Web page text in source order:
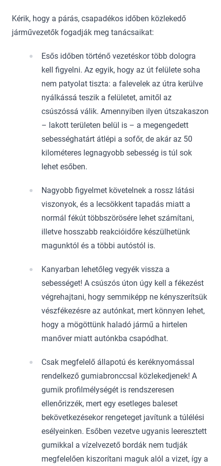
Kérik, hogy a párás, csapadékos időben közlekedő
járművezetők fogadják meg tanácsaikat:
Esős időben történő vezetéskor több dologra
kell figyelni. Az egyik, hogy az út felülete soha
nem patyolat tiszta: a falevelek az útra kerülve
nyálkássá teszik a felületet, amitől az
csúszóssá válik. Amennyiben ilyen útszakaszon
– lakott területen belül is – a megengedett
sebességhatárt átlépi a sofőr, de akár az 50
kilométeres legnagyobb sebesség is túl sok
lehet esőben.
Nagyobb figyelmet követelnek a rossz látási
viszonyok, és a lecsökkent tapadás miatt a
normál fékút többszörösére lehet számítani,
illetve hosszabb reakcióidőre készülhetünk
magunktól és a többi autóstól is.
Kanyarban lehetőleg vegyék vissza a
sebességet! A csúszós úton úgy kell a fékezést
végrehajtani, hogy semmiképp ne kényszerítsük
vészfékezésre az autónkat, mert könnyen lehet,
hogy a mögöttünk haladó jármű a hirtelen
manőver miatt autónkba csapódhat.
Csak megfelelő állapotú és keréknyomással
rendelkező gumiabronccsal közlekedjenek! A
gumik profilmélységét is rendszeresen
ellenőrizzék, mert egy esetleges baleset
bekövetkezésekor rengeteget javítunk a túlélési
esélyeinken. Esőben vezetve ugyanis leeresztett
gumikkal a vízelvezető bordák nem tudják
megfelelően kiszorítani maguk alól a vizet, így a